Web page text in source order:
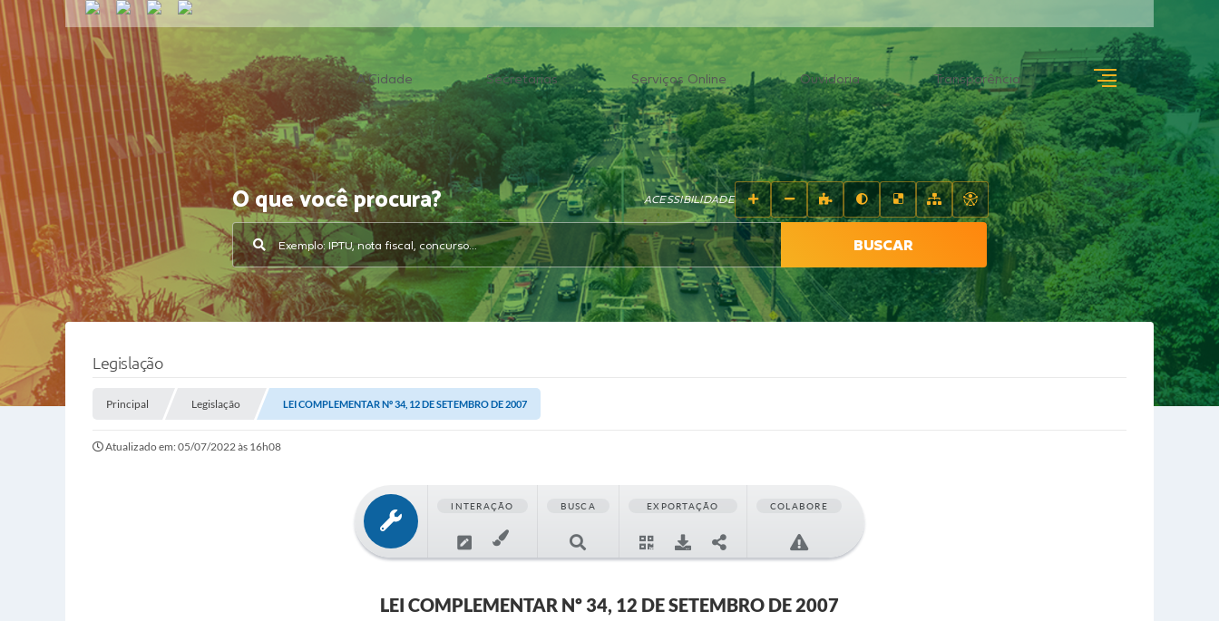
A Cidade Secretarias Serviços Online Ouvidoria Transparência
O que você procura?
BUSCAR
ACESSIBILIDADE
Legislação
Principal Legislação LEI COMPLEMENTAR Nº 34, 12 DE SETEMBRO DE 2007
Atualizado em: 05/07/2022 às 16h08
INTERAÇÃO BUSCA EXPORTAÇÃO COLABORE
LEI COMPLEMENTAR Nº 34, 12 DE SETEMBRO DE 2007